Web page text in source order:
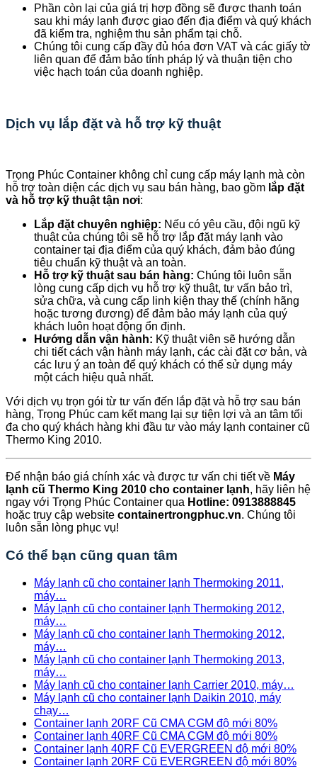
Phần còn lại của giá trị hợp đồng sẽ được thanh toán
sau khi máy lạnh được giao đến địa điểm và quý khách
đã kiểm tra, nghiệm thu sản phẩm tại chỗ.
Chúng tôi cung cấp đầy đủ hóa đơn VAT và các giấy tờ
liên quan để đảm bảo tính pháp lý và thuận tiện cho
việc hạch toán của doanh nghiệp.
Dịch vụ lắp đặt và hỗ trợ kỹ thuật
Trọng Phúc Container không chỉ cung cấp máy lạnh mà còn
hỗ trợ toàn diện các dịch vụ sau bán hàng, bao gồm lắp đặt
và hỗ trợ kỹ thuật tận nơi:
Lắp đặt chuyên nghiệp: Nếu có yêu cầu, đội ngũ kỹ
thuật của chúng tôi sẽ hỗ trợ lắp đặt máy lạnh vào
container tại địa điểm của quý khách, đảm bảo đúng
tiêu chuẩn kỹ thuật và an toàn.
Hỗ trợ kỹ thuật sau bán hàng: Chúng tôi luôn sẵn
lòng cung cấp dịch vụ hỗ trợ kỹ thuật, tư vấn bảo trì,
sửa chữa, và cung cấp linh kiện thay thế (chính hãng
hoặc tương đương) để đảm bảo máy lạnh của quý
khách luôn hoạt động ổn định.
Hướng dẫn vận hành: Kỹ thuật viên sẽ hướng dẫn
chi tiết cách vận hành máy lạnh, các cài đặt cơ bản, và
các lưu ý an toàn để quý khách có thể sử dụng máy
một cách hiệu quả nhất.
Với dịch vụ trọn gói từ tư vấn đến lắp đặt và hỗ trợ sau bán
hàng, Trọng Phúc cam kết mang lại sự tiện lợi và an tâm tối
đa cho quý khách hàng khi đầu tư vào máy lạnh container cũ
Thermo King 2010.
Để nhận báo giá chính xác và được tư vấn chi tiết về Máy
lạnh cũ Thermo King 2010 cho container lạnh, hãy liên hệ
ngay với Trọng Phúc Container qua Hotline: 0913888845
hoặc truy cập website containertrongphuc.vn. Chúng tôi
luôn sẵn lòng phục vụ!
Có thể bạn cũng quan tâm
Máy lạnh cũ cho container lạnh Thermoking 2011,
máy…
Máy lạnh cũ cho container lạnh Thermoking 2012,
máy…
Máy lạnh cũ cho container lạnh Thermoking 2012,
máy…
Máy lạnh cũ cho container lạnh Thermoking 2013,
máy…
Máy lạnh cũ cho container lạnh Carrier 2010, máy…
Máy lạnh cũ cho container lạnh Daikin 2010, máy
chạy…
Container lạnh 20RF Cũ CMA CGM độ mới 80%
Container lạnh 40RF Cũ CMA CGM độ mới 80%
Container lạnh 40RF Cũ EVERGREEN độ mới 80%
Container lạnh 20RF Cũ EVERGREEN độ mới 80%